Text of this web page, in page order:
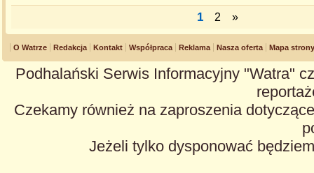
1 2 »
O Watrze Redakcja Kontakt Współpraca Reklama Nasza oferta Mapa strony
Podhalański Serwis Informacyjny "Watra"
Czekamy również na zaproszenia
Jeżeli tylko dysponować